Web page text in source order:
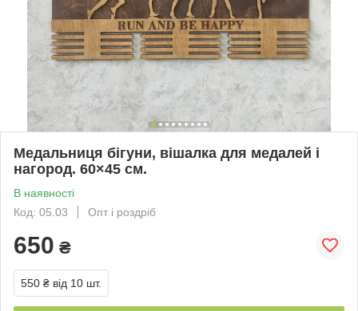
Медальниця бігуни, вішалка для медалей і
нагород. 60×45 см.
В наявності
Код: 05.03
Опт і роздріб
650 ₴
550 ₴ від 10 шт.